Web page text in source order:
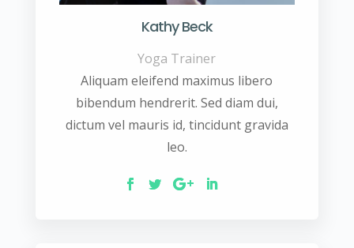
Kathy Beck
Yoga Trainer
Aliquam eleifend maximus libero
bibendum hendrerit. Sed diam dui,
dictum vel mauris id, tincidunt gravida
leo.